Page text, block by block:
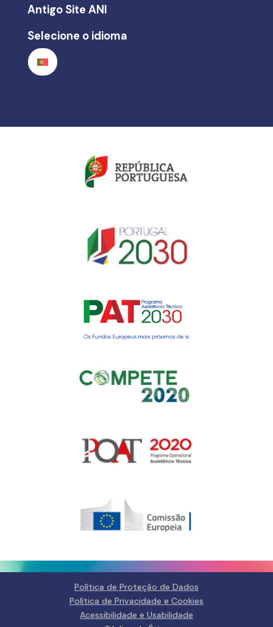
Gerir o Consentimento de
Para fornecer as melhores experiências, usamos tecnologias como
cookies para armazenar e/ou aceder a informações do dispositivo.
Consentir com essas tecnologias nos permitirá processar dados, como
comportamento de navegação ou IDs exclusivos neste site. Não consentir
Aceitar
Antigo Site ANI
Selecione o idioma
Política de Proteção de Dados
Política de Privacidade e Cookies
Acessibilidade e Usabilidade